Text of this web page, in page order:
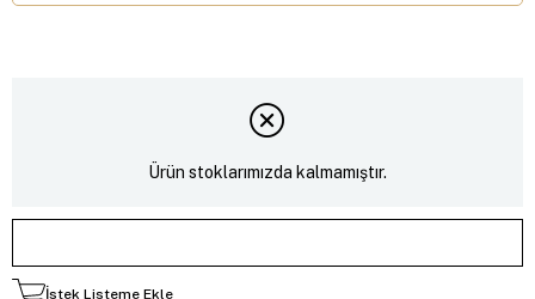
Ürün stoklarımızda kalmamıştır.
İstek Listeme Ekle